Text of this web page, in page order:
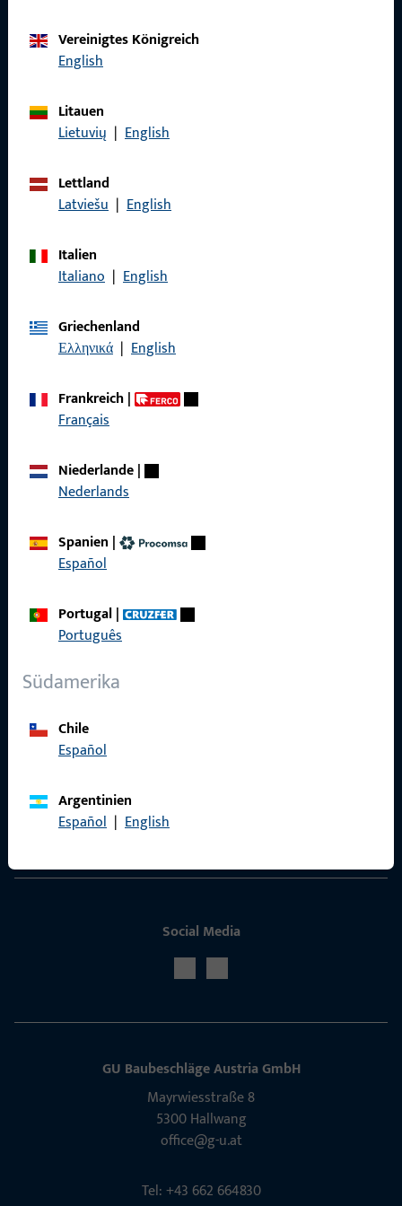
Kontaktieren Sie uns
Vereinigtes Königreich
English
Litauen
Lietuvių | English
Lettland
Latviešu | English
Italien
Italiano | English
Griechenland
Ελληνικά | English
Frankreich|
Français
Niederlande|
Nederlands
Spanien |
Español
Portugal|
Português
Südamerika
Chile
Español
Argentinien
Español | English
Allgemeines
Datenschutz
Karriere
Produktkatalog
Social Media
GU Baubeschläge Aus­tria GmbH
Mayrwies­straße 8
5300 Hall­wang
office@g-u.at
Tel: +43 662 664830